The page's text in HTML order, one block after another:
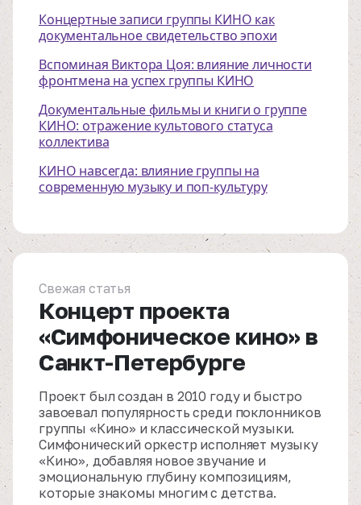
Концертные записи группы КИНО как
документальное свидетельство эпохи
Вспоминая Виктора Цоя: влияние личности
фронтмена на успех группы КИНО
Документальные фильмы и книги о группе
КИНО: отражение культового статуса
коллектива
КИНО навсегда: влияние группы на
современную музыку и поп-культуру
Свежая статья
Концерт проекта
«Симфоническое кино» в
Санкт-Петербурге
Проект был создан в 2010 году и быстро
завоевал популярность среди поклонников
группы «Кино» и классической музыки.
Симфонический оркестр исполняет музыку
«Кино», добавляя новое звучание и
эмоциональную глубину композициям,
которые знакомы многим с детства.